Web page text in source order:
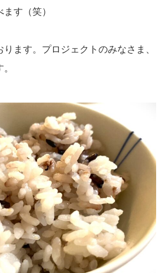
す（笑）
ます。プロジェクトのみなさま、